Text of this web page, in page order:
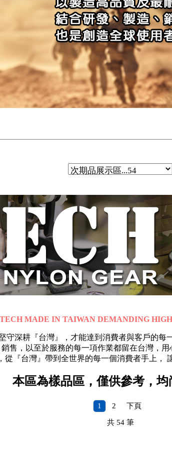
MADE IN TAIWAN DEMANDING
守深耕『台灣』，才能達到消費者與客戶的
售，以至於服務的每一項作業都留在台灣，用
從『台灣』帶到全世界的每一個消費者手上，
本區為樣品區，僅供參考，均
1 2 下頁
共54 筆